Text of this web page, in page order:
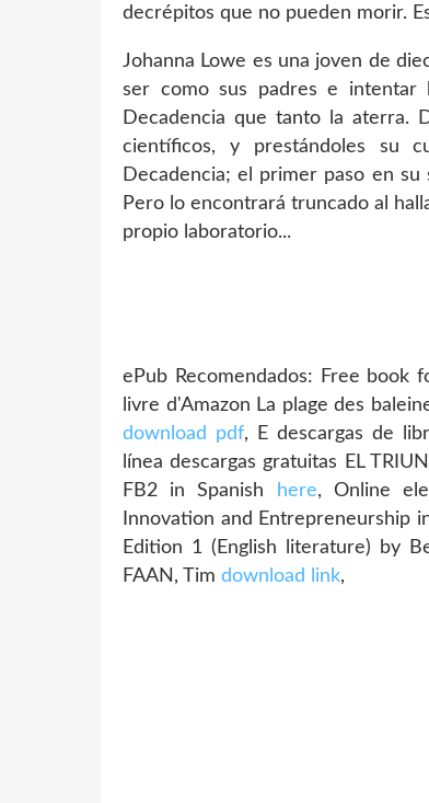
decrépitos que no pueden morir.
Johanna Lowe es una joven de
ser como sus padres e intentar
Decadencia que tanto la aterra.
científicos, y prestándoles su
Decadencia; el primer paso en
Pero lo encontrará truncado al
propio laboratorio...
ePub Recomendados: Free book
livre d'Amazon La plage des
download pdf, E descargas de
línea descargas gratuitas EL
FB2 in Spanish
here, Online
Innovation and Entrepreneurship
Edition 1 (English literature) by
FAAN, Tim download link,